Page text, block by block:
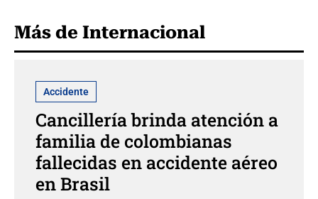
Más de Internacional
Accidente
Cancillería brinda atención a
familia de colombianas
fallecidas en accidente aéreo
en Brasil